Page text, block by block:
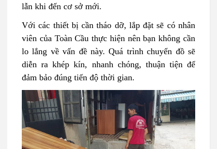
lẫn khi đến cơ sở mới.
Với các thiết bị cần tháo dỡ, lắp đặt sẽ có nhân
viên của Toàn Cầu thực hiện nên bạn không cần
lo lắng về vấn đề này. Quá trình chuyển đồ sẽ
diễn ra khép kín, nhanh chóng, thuận tiện để
đảm bảo đúng tiến độ thời gian.